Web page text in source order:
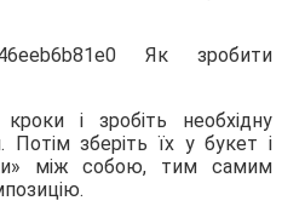
і зробіть необхідну
Потім зберіть їх у букет і
між собою, тим самим